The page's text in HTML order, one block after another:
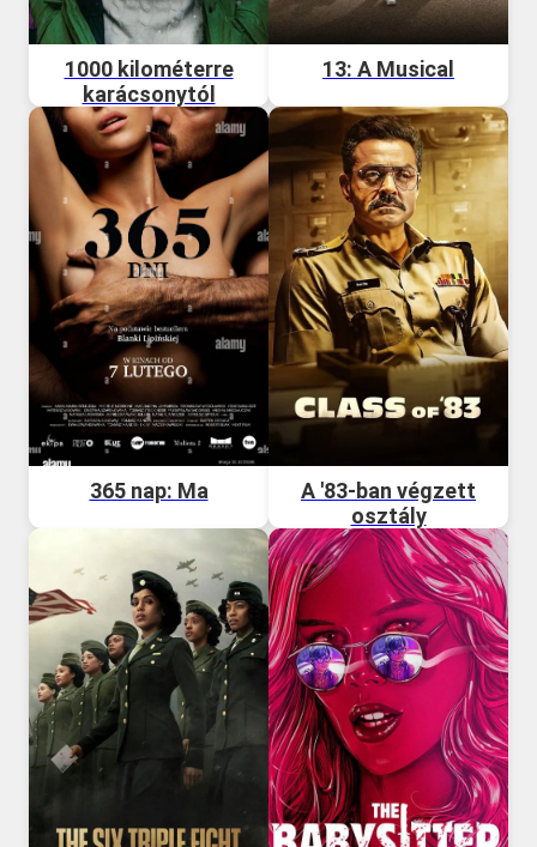
1000 kilométerre
karácsonytól
13: A Musical
365 nap: Ma
A '83-ban végzett
osztály